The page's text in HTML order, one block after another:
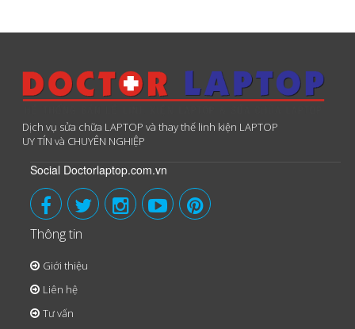
Dịch vụ sửa chữa LAPTOP và thay thế linh kiện LAPTOP
UY TÍN và CHUYÊN NGHIỆP
Social Doctorlaptop.com.vn
Thông tin
Giới thiệu
Liên hệ
Tư vấn